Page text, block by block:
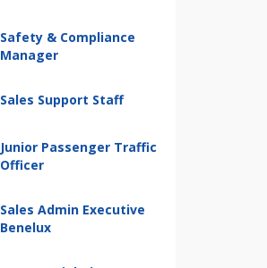
Safety & Compliance
Manager
Sales Support Staff
Junior Passenger Traffic
Officer
Sales Admin Executive
Benelux